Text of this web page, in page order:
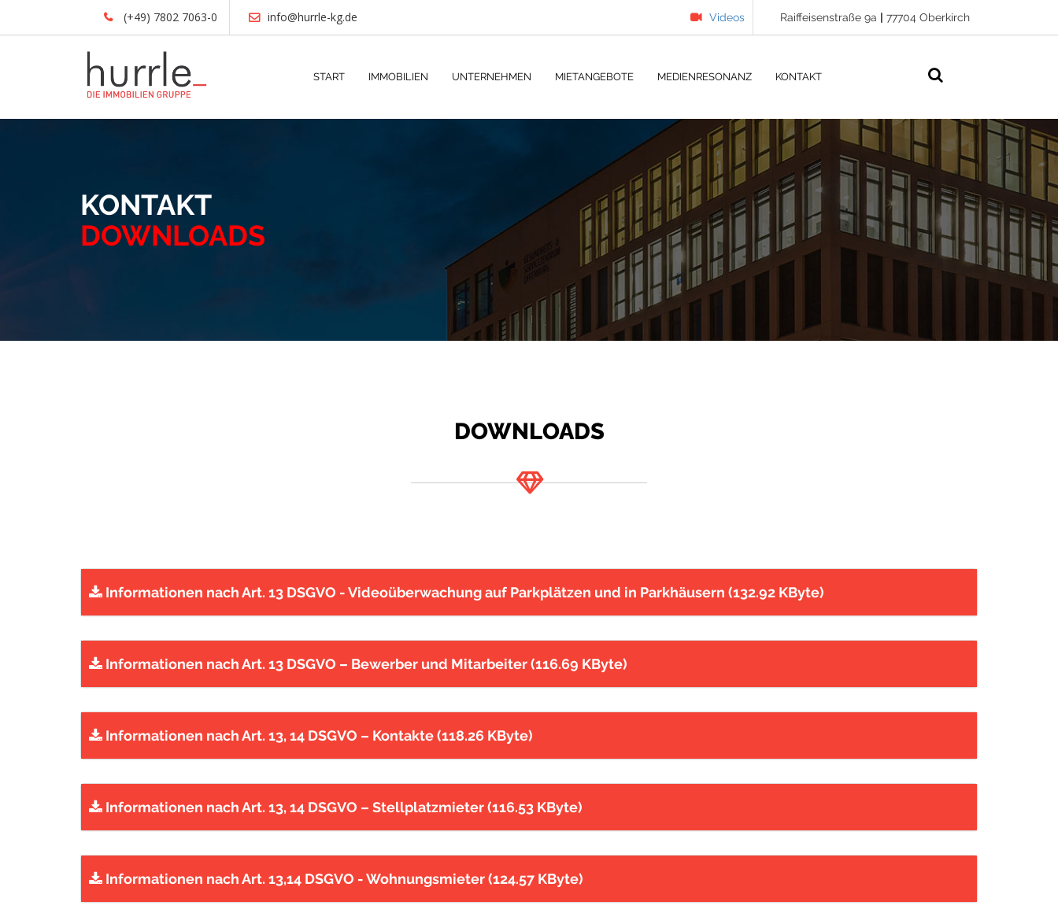
(+49) 7802 7063-0 info@hurrle-kg.de Videos Raiffeisenstraße 9a | 77704 Oberkirch
START IMMOBILIEN UNTERNEHMEN MIETANGEBOTE MEDIENRESONANZ KONTAKT
KONTAKT
DOWNLOADS
DOWNLOADS
Informationen nach Art. 13 DSGVO - Videoüberwachung auf Parkplätzen und in Parkhäusern (132.92 KByte)
Informationen nach Art. 13 DSGVO – Bewerber und Mitarbeiter (116.69 KByte)
Informationen nach Art. 13, 14 DSGVO – Kontakte (118.26 KByte)
Informationen nach Art. 13, 14 DSGVO – Stellplatzmieter (116.53 KByte)
Informationen nach Art. 13,14 DSGVO - Wohnungsmieter (124.57 KByte)